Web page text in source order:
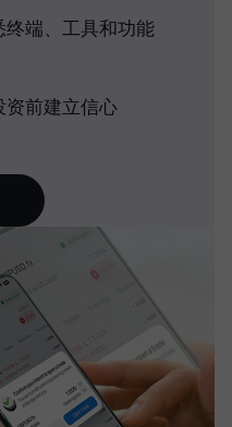
终端、工具和功能
资前建立信心